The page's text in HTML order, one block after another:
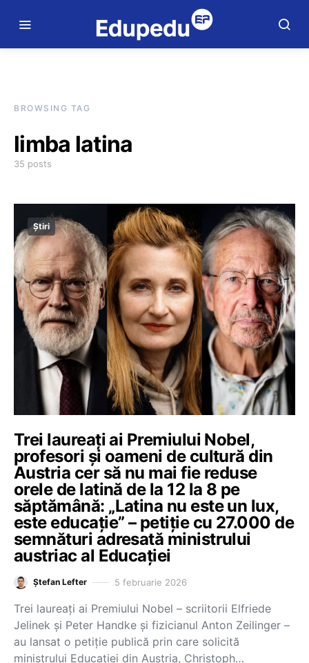
BROWSING TAG
limba latina
35 posts
Știri
Trei laureați ai Premiului Nobel,
profesori și oameni de cultură din
Austria cer să nu mai fie reduse
orele de latină de la 12 la 8 pe
săptămână: „Latina nu este un lux,
este educație” – petiție cu 27.000 de
semnături adresată ministrului
austriac al Educației
Ștefan Lefter 5 februarie 2026
Trei laureați ai Premiului Nobel – scriitorii Elfriede
Jelinek și Peter Handke și fizicianul Anton Zeilinger –
au lansat o petiție publică prin care solicită
ministrului Educației din Austria, Christoph…